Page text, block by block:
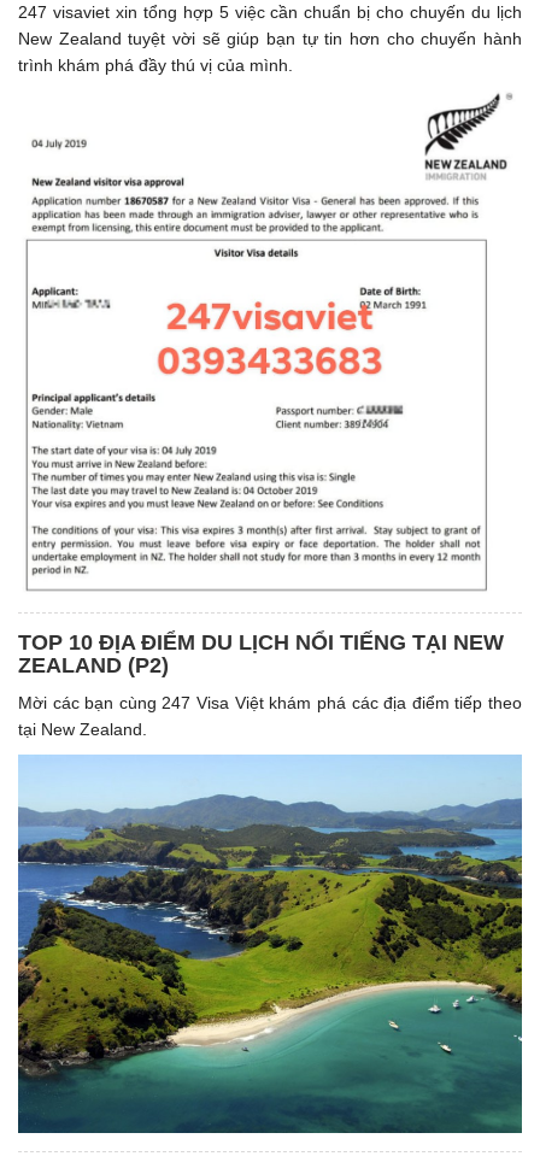
247 visaviet xin tổng hợp 5 việc cần chuẩn bị cho chuyến du lịch
New Zealand tuyệt vời sẽ giúp bạn tự tin hơn cho chuyến hành
trình khám phá đầy thú vị của mình.
TOP 10 ĐỊA ĐIỂM DU LỊCH NỔI TIẾNG TẠI NEW
ZEALAND (P2)
Mời các bạn cùng 247 Visa Việt khám phá các địa điểm tiếp theo
tại New Zealand.